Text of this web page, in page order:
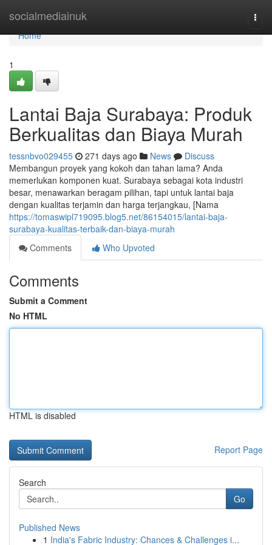
socialmediainuk
Home
Home
1
Lantai Baja Surabaya: Produk
Berkualitas dan Biaya Murah
tessnbvo029455 271 days ago News
Discuss
Membangun proyek yang kokoh dan tahan lama? Anda
memerlukan komponen kuat. Surabaya sebagai kota industri
besar, menawarkan beragam pilihan, tapi untuk lantai baja
dengan kualitas terjamin dan harga terjangkau, [Nama
https://tomaswipl719095.blog5.net/86154015/lantai-baja-
surabaya-kualitas-terbaik-dan-biaya-murah
Comments
Who Upvoted
Comments
Submit a Comment
No HTML
HTML is disabled
Report Page
Search
Go
Published News
1 India's Fabric Industry: Chances & Challenges i...